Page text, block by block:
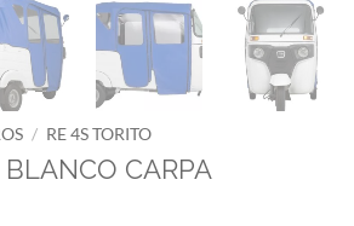
/ RE 4S TORITO
BLANCO CARPA